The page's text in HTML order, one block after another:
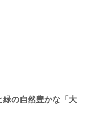
緑の自然豊かな「大